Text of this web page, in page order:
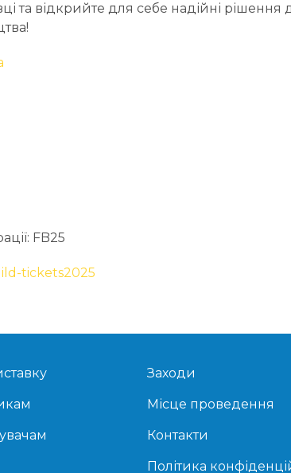
та відкрийте для себе надійні рішення
FB25
tickets2025
Заходи
Місце проведення
Контакти
Політика